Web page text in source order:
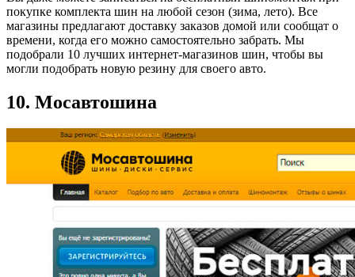
покупке комплекта шин на любой сезон (зима, лето). Все
магазины предлагают доставку заказов домой или сообщат о
времени, когда его можно самостоятельно забрать. Мы
подобрали 10 лучших интернет-магазинов шин, чтобы вы
могли подобрать новую резину для своего авто.
10. Мосавтошина